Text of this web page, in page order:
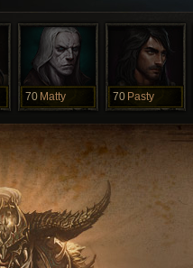
70 Matty 70 Pasty